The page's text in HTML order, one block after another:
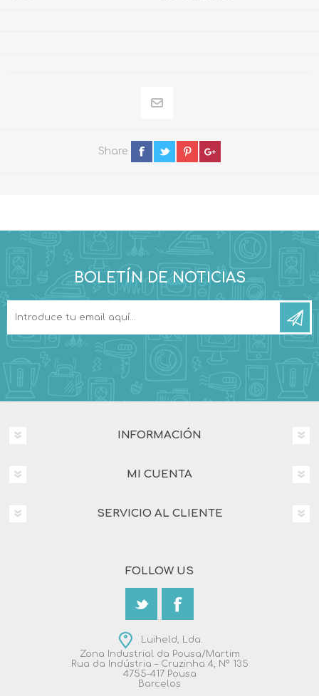
Share
BOLETÍN DE NOTICIAS
INFORMACIÓN
MI CUENTA
SERVICIO AL CLIENTE
FOLLOW US
Luiheld, Lda.
Zona Industrial da Pousa/Martim
Rua da Indústria – Cruzinha 4, Nº 135
4755-417 Pousa
Barcelos